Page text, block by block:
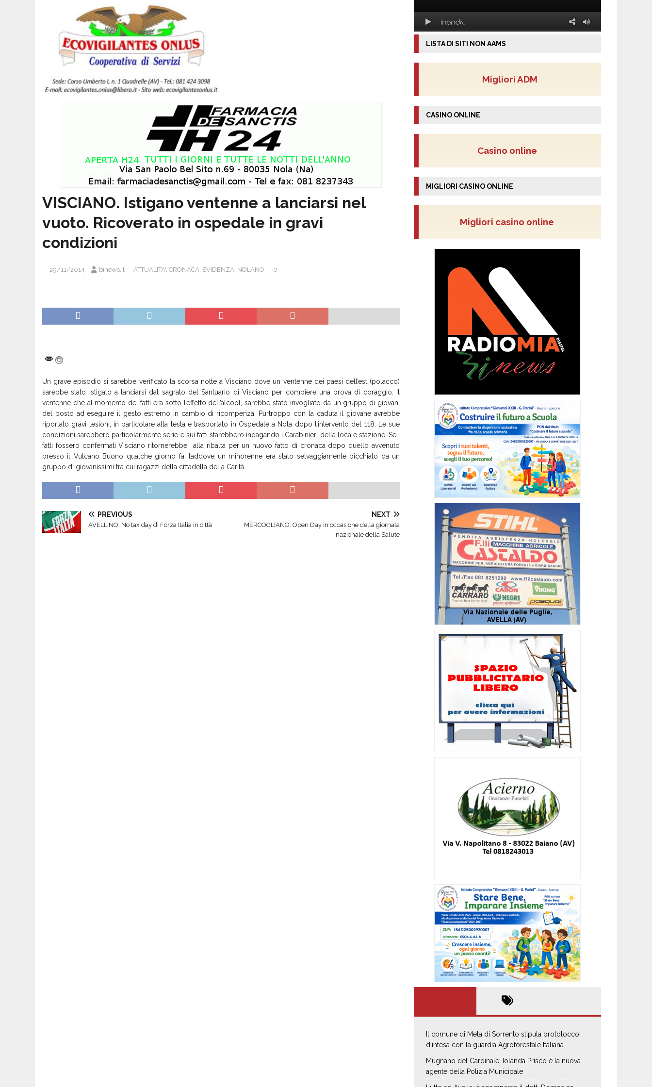
VISCIANO. Istigano ventenne a lanciarsi nel
vuoto. Ricoverato in ospedale in gravi
condizioni
29/11/2014 binews.it ATTUALITA', CRONACA, EVIDENZA, NOLANO 0
Un grave episodio si sarebbe verificato la scorsa notte a Visciano dove un ventenne dei paesi dell’est (polacco)
sarebbe stato istigato a lanciarsi dal sagrato del Santuario di Visciano per compiere una prova di coraggio. Il
ventenne che al momento dei fatti era sotto l’effetto dell’alcool, sarebbe stato invogliato da un gruppo di giovani
del posto ad eseguire il gesto estremo in cambio di ricompenza. Purtroppo con la caduta il giovane avrebbe
riportato gravi lesioni, in particolare alla testa e trasportato in Ospedale a Nola dopo l’intervento del 118. Le sue
condizioni sarebbero particolarmente serie e sui fatti starebbero indagando i Carabinieri della locale stazione. Se i
fatti fossero confermati Visciano ritornerebbe alla ribalta per un nuovo fatto di cronaca dopo quello avvenuto
presso il Vulcano Buono qualche giorno fa, laddove un minorenne era stato selvaggiamente picchiato da un
gruppo di giovanissimi tra cui ragazzi della cittadella della Carità.
PREVIOUS
AVELLINO. No tax day di Forza Italia in città
NEXT
MERCOGLIANO. Open Day in occasione della giornata
nazionale della Salute
LISTA DI SITI NON AAMS
Migliori ADM
CASINO ONLINE
Casino online
MIGLIORI CASINO ONLINE
Migliori casino online
Il comune di Meta di Sorrento stipula protolocco
d’intesa con la guardia Agroforestale Italiana
Mugnano del Cardinale, Iolanda Prisco è la nuova
agente della Polizia Municipale